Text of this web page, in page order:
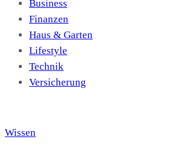
Business
Finanzen
Haus & Garten
Lifestyle
Technik
Versicherung
Wissen